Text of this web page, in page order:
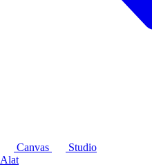
Canvas
Studio
Alat